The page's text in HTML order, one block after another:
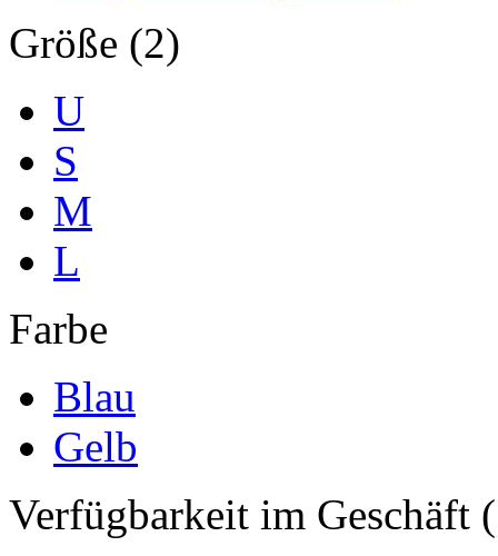
Größe (2)
U
S
M
L
Farbe
Blau
Gelb
Verfügbarkeit im Geschäft